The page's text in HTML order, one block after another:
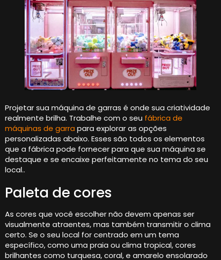
Projetar sua máquina de garras é onde sua criatividade
realmente brilha. Trabalhe com o seu fábrica de
máquinas de garra para explorar as opções
personalizadas abaixo. Esses são todos os elementos
que a fábrica pode fornecer para que sua máquina se
destaque e se encaixe perfeitamente no tema do seu
local..
Paleta de cores
As cores que você escolher não devem apenas ser
visualmente atraentes, mas também transmitir o clima
certo. Se o seu local for centrado em um tema
específico, como uma praia ou clima tropical, cores
brilhantes como turquesa, coral, e amarelo ensolarado